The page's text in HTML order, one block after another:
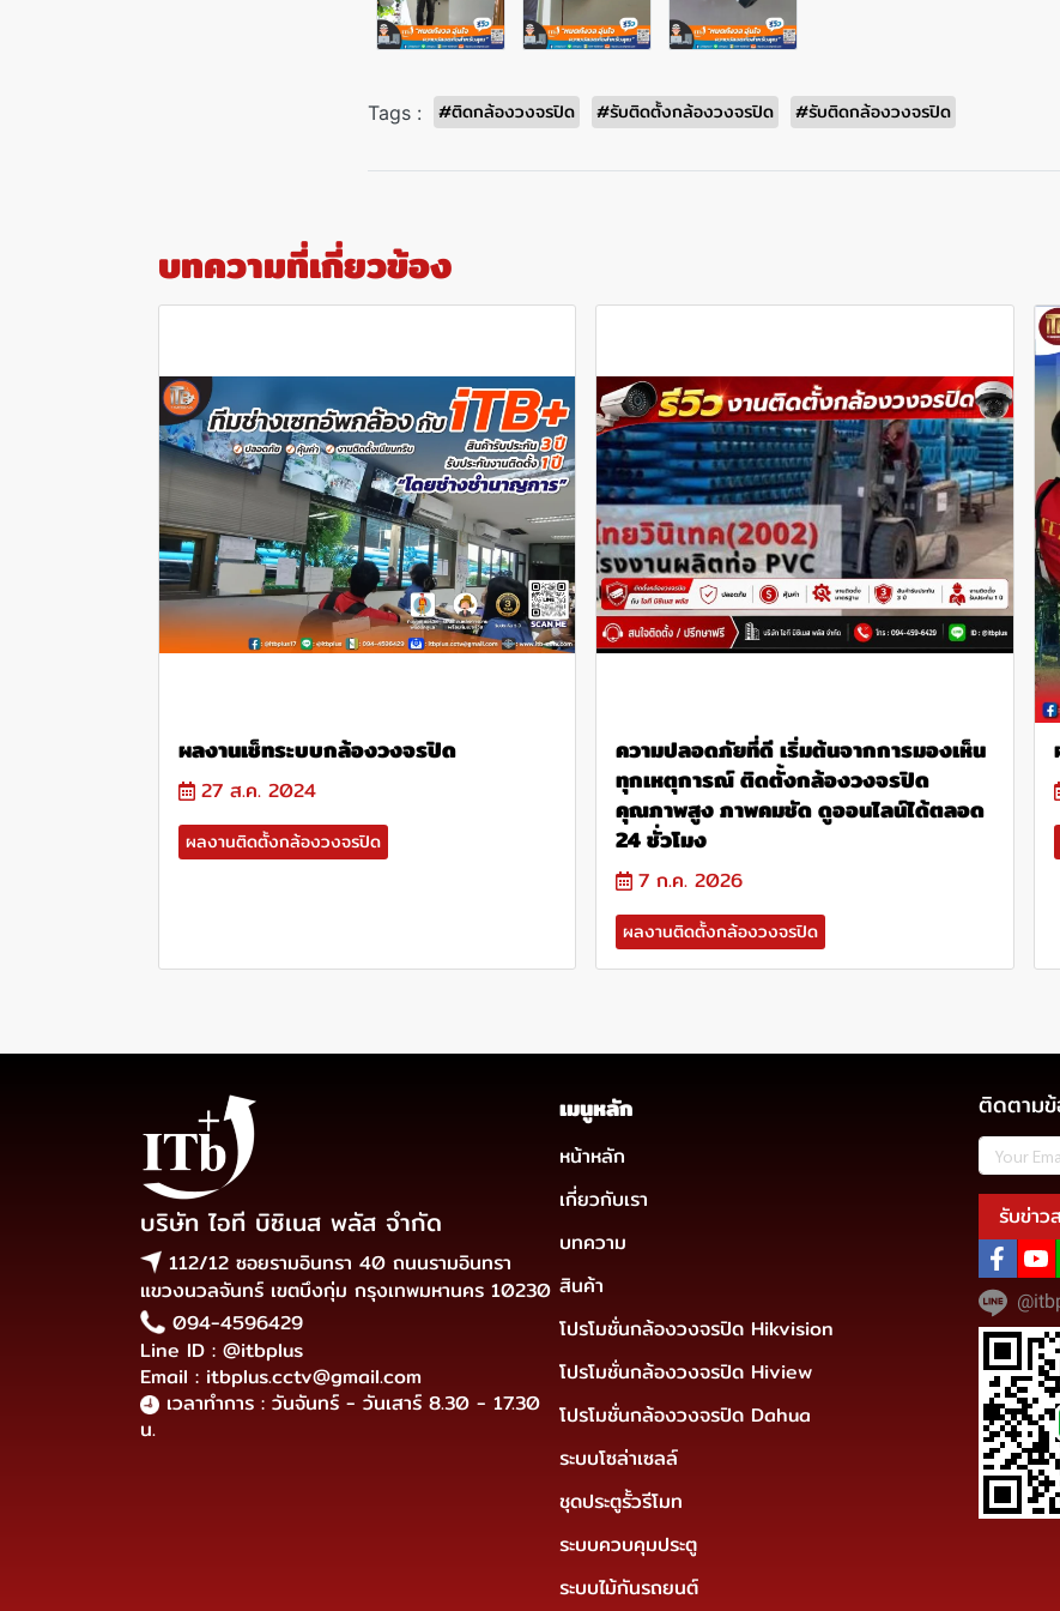
Tags : #ติดกล้องวงจรปิด #รับติดตั้งกล้องวงจรปิด #รับติดกล้องวงจรปิด
บทความที่เกี่ยวข้อง
ผลงานเช็ทระบบกล้องวงจรปิด
27 ส.ค. 2024
ผลงานติดตั้งกล้องวงจรปิด
ความปลอดภัยที่ดี เริ่มต้นจากการมองเห็น
ทุกเหตุการณ์ ติดตั้งกล้องวงจรปิด
คุณภาพสูง ภาพคมชัด ดูออนไลน์ได้ตลอด
24 ชั่วโมง
7 ก.ค. 2026
ผลงานติดตั้งกล้องวงจรปิด
บริษัท ไอที บิซิเนส พลัส จำกัด
112/12 ซอยรามอินทรา 40 ถนนรามอินทรา
แขวงนวลจันทร์ เขตบึงกุ่ม กรุงเทพมหานคร 10230
094-4596429
Line ID : @itbplus
Email : itbplus.cctv@gmail.com
เวลาทำการ : วันจันทร์ - วันเสาร์ 8.30 - 17.30
น.
เมนูหลัก
หน้าหลัก
เกี่ยวกับเรา
บทความ
สินค้า
โปรโมชั่นกล้องวงจรปิด Hikvision
โปรโมชั่นกล้องวงจรปิด Hiview
โปรโมชั่นกล้องวงจรปิด Dahua
ระบบโซล่าเซลล์
ชุดประตูรั้วรีโมท
ระบบควบคุมประตู
ระบบไม้กันรถยนต์
ติดตามข้
รับข่าว